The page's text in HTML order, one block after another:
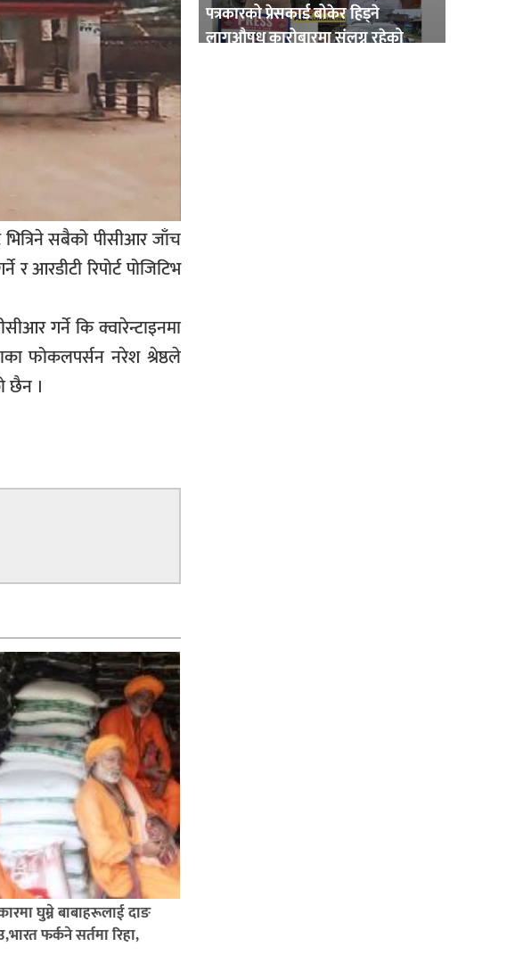
सबैको पीसीआर जाँच
आरडीटी रिपोर्ट पोजिटिभ
गर्ने कि क्वारेन्टाइनमा
फोकलपर्सन नरेश श्रेष्ठले
छैन ।
पत्रकारको प्रेसकार्ड बोकेर हिड्ने
लागुऔषध कारोबारमा संलग्न रहेको
घुम्ने बाबाहरूलाई दाङ
फर्कने सर्तमा रिहा,